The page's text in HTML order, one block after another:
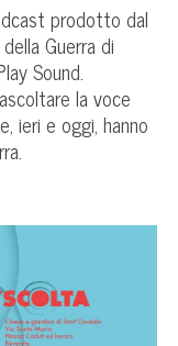
prodotto dal
Guerra di
Sound.
la voce
ieri e oggi, hanno